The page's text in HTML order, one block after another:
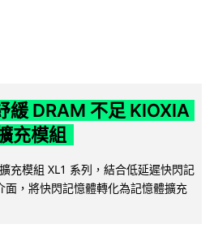
緩 DRAM 不足 KIOXIA
充模組
充模組 XL1 系列，結合低延遲快閃記
面，將快閃記憶體轉化為記憶體擴充